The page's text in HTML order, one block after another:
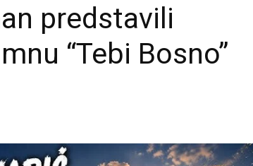
predstavili
“Tebi Bosno”